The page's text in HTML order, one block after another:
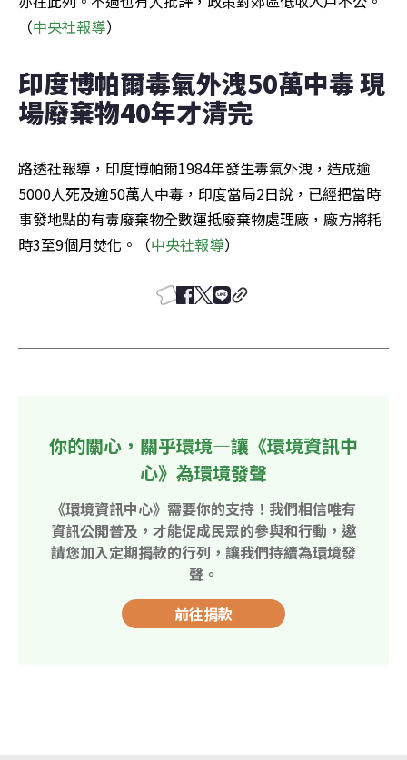
（中央社報導）
印度博帕爾毒氣外洩50萬中毒 現
場廢棄物40年才清完
路透社報導，印度博帕爾1984年發生毒氣外洩，造成逾
5000人死及逾50萬人中毒，印度當局2日說，已經把當時
事發地點的有毒廢棄物全數運抵廢棄物處理廠，廠方將耗
時3至9個月焚化。（中央社報導）
你的關心，關乎環境—讓《環境資訊中
心》為環境發聲
《環境資訊中心》需要你的支持！我們相信唯有
資訊公開普及，才能促成民眾的參與和行動，邀
請您加入定期捐款的行列，讓我們持續為環境發
聲。
前往捐款